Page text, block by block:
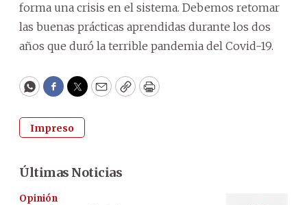
forma una crisis en el sistema. Debemos retomar
las buenas prácticas aprendidas durante los dos
años que duró la terrible pandemia del Covid-19.
WhatsApp
Facebook
Twitter
EmailCopyPrint
Impreso
Últimas Noticias
Opinión